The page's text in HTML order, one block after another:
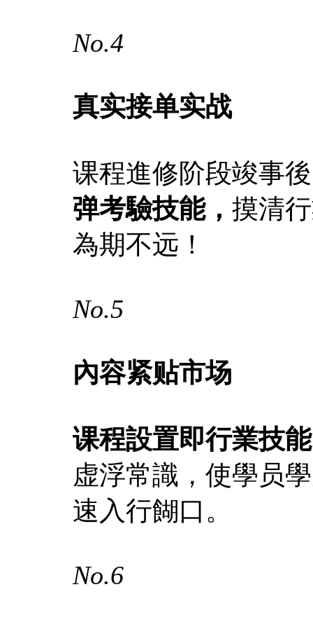
No.4
真实接单实战
课程進修阶段竣事
弹考驗技能， 摸清
為期不远！
No.5
內容紧贴市场
课程設置即行業技
虚浮常識，使學员
速入行餬口。
No.6